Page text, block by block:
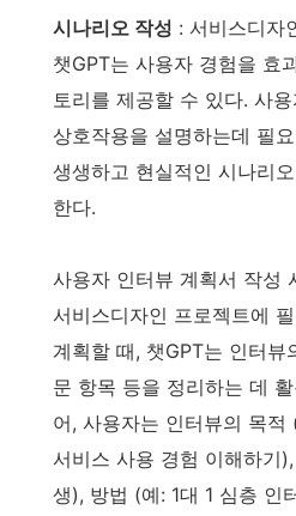
시나리오 작성 : 서비스디자
챗GPT는 사용자 경험을 효
토리를 제공할 수 있다. 사
상호작용을 설명하는데 필
생생하고 현실적인 시나리
한다.
사용자 인터뷰 계획서 작성
서비스디자인 프로젝트에
계획할 때, 챗GPT는 인터뷰
문 항목 등을 정리하는 데
어, 사용자는 인터뷰의 목적
서비스 사용 경험 이해하기
생), 방법 (예: 1대 1 심층 인